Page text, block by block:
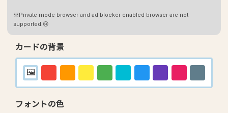
※Private mode browser and ad blocker enabled browser are not
supported.😢
カードの背景
フォントの色